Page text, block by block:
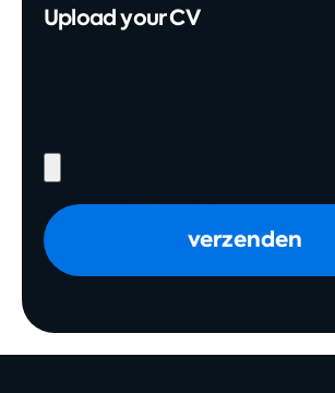
Upload your CV
Maximum file size: 128 MB
verzenden